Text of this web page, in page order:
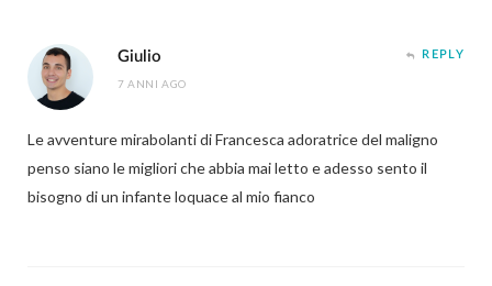
Giulio
7 ANNI AGO
REPLY
Le avventure mirabolanti di Francesca adoratrice del maligno
penso siano le migliori che abbia mai letto e adesso sento il
bisogno di un infante loquace al mio fianco